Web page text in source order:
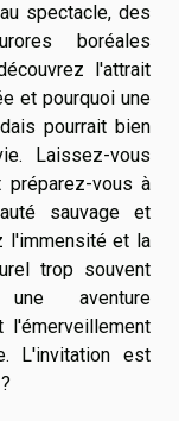
spectacle, des
boréales
l'attrait
et pourquoi une
pourrait bien
Laissez-vous
vous à
sauvage et
l'immensité et la
trop souvent
aventure
l'émerveillement
L'invitation est